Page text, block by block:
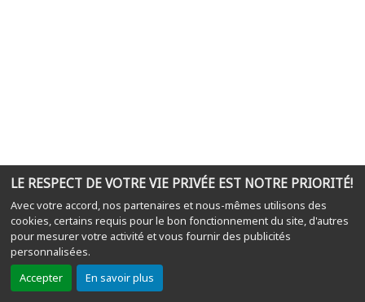
LE RESPECT DE VOTRE VIE PRIVÉE EST NOTRE PRIORITÉ!
Avec votre accord, nos partenaires et nous-mêmes utilisons des
cookies, certains requis pour le bon fonctionnement du site, d'autres
pour mesurer votre activité et vous fournir des publicités
personnalisées.
Accepter
En savoir plus